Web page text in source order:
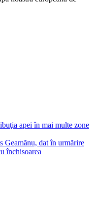
apei în mai multe zone
dat în urmărire
închisoarea